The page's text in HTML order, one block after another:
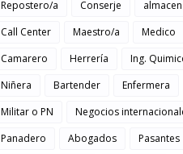
Repostero/a
Conserje
almacen
Call Center
Maestro/a
Medico
Camarero
Herrería
Ing.
Niñera
Bartender
Enfermera
Militar o PN
Negocios
Panadero
Abogados
Pasantes